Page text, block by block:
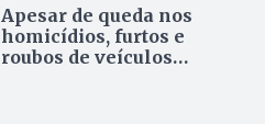
Apesar de queda nos
homicídios, furtos e
roubos de veículos